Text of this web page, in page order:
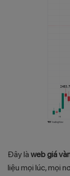
Đây là web giá
liệu mọi lúc, mọi